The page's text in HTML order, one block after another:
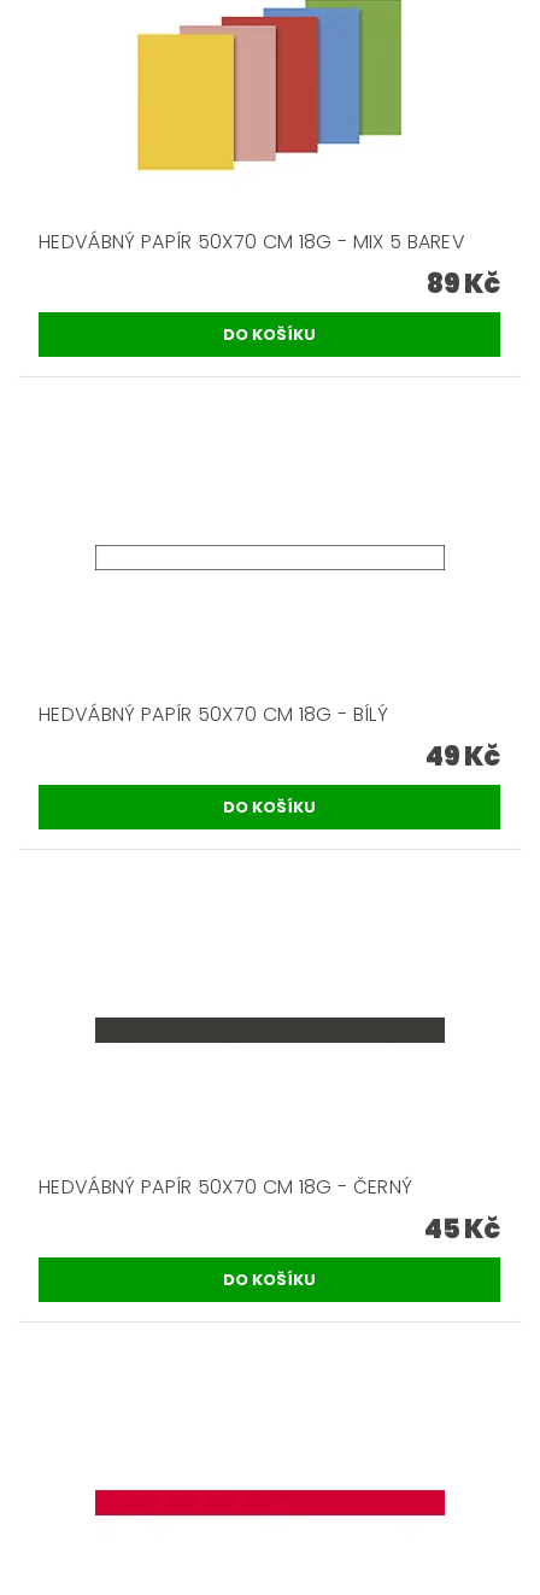
HEDVÁBNÝ PAPÍR 50X70 CM 18G - MIX 5 BAREV
89 Kč
HEDVÁBNÝ PAPÍR 50X70 CM 18G - BÍLÝ
49 Kč
HEDVÁBNÝ PAPÍR 50X70 CM 18G - ČERNÝ
45 Kč